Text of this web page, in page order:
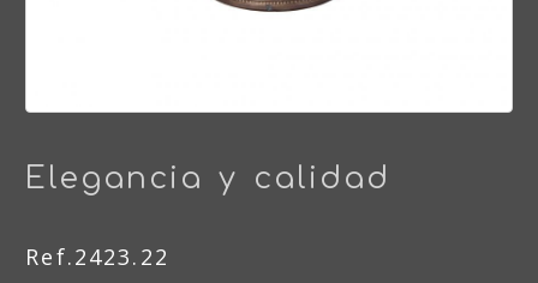
Elegancia y calidad
Ref.2423.22